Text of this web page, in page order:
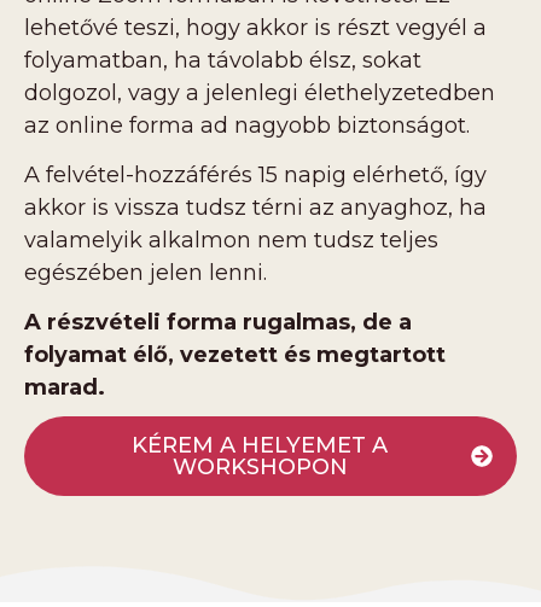
lehetővé teszi, hogy akkor is részt vegyél a
folyamatban, ha távolabb élsz, sokat
dolgozol, vagy a jelenlegi élethelyzetedben
az online forma ad nagyobb biztonságot.
A felvétel-hozzáférés 15 napig elérhető, így
akkor is vissza tudsz térni az anyaghoz, ha
valamelyik alkalmon nem tudsz teljes
egészében jelen lenni.
A részvételi forma rugalmas, de a
folyamat élő, vezetett és megtartott
marad.
KÉREM A HELYEMET A
WORKSHOPON